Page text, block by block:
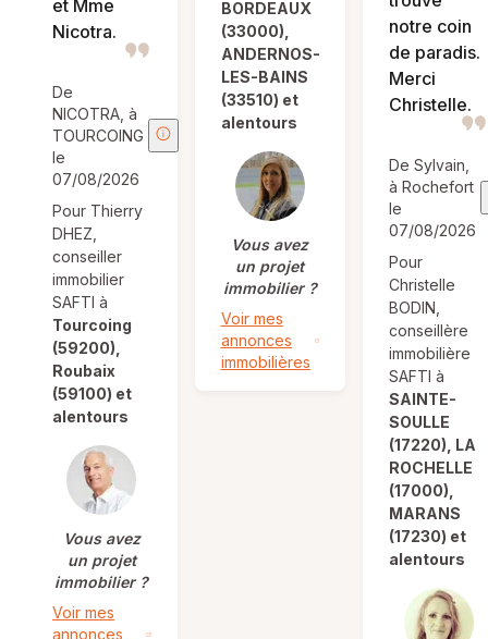
et Mme
Nicotra.
De
NICOTRA, à
TOURCOING
le
07/08/2026
Pour Thierry
DHEZ,
conseiller
immobilier
SAFTI à
Tourcoing
(59200),
Roubaix
(59100) et
alentours
Vous avez
un projet
immobilier ?
Voir mes
annonces
BORDEAUX
(33000),
ANDERNOS-
LES-BAINS
(33510) et
alentours
Vous avez
un projet
immobilier ?
Voir mes
annonces
immobilières
notre coin
de paradis.
Merci
Christelle.
De Sylvain,
à Rochefort
le
07/08/2026
Pour
Christelle
BODIN,
conseillère
immobilière
SAFTI à
SAINTE-
SOULLE
(17220), LA
ROCHELLE
(17000),
MARANS
(17230) et
alentours